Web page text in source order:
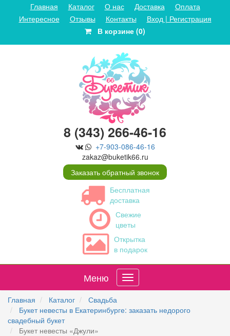
Главная Каталог О нас Доставка
Оплата
Интересное
Отзывы Контакты
Вход | Регистрация
В корзине (0)
8 (343) 266-46-16
+7-903-086-46-16
zakaz@buketik66.ru
Заказать обратный звонок
Бесплатная
доставка
Свежие
цветы
Открытка
в подарок
Меню
Главная Каталог
Свадьба
Букет невесты в Екатеринбурге: заказать недорого
свадебный букет
Букет невесты «Джули»